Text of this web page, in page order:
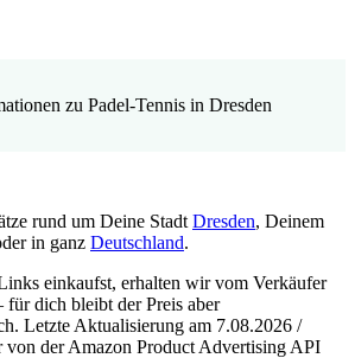
zu Padel-Tennis in Dresden
rund um Deine Stadt Dresden, Deinem
in ganz Deutschland.
einkaufst, erhalten wir vom Verkäufer
für dich bleibt der Preis aber
Letzte Aktualisierung am 7.08.2026 /
der Amazon Product Advertising API